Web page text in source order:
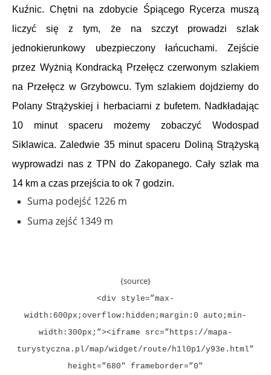
Kuźnic. Chętni na zdobycie Śpiącego Rycerza muszą
liczyć się z tym, że na szczyt prowadzi szlak
jednokierunkowy ubezpieczony łańcuchami. Zejście
przez Wyżnią Kondracką Przełęcz czerwonym szlakiem
na Przełęcz w Grzybowcu. Tym szlakiem dojdziemy do
Polany Strążyskiej i herbaciarni z bufetem. Nadkładając
10 minut spaceru możemy zobaczyć Wodospad
Siklawica. Zaledwie 35 minut spaceru Doliną Strążyską
wyprowadzi nas z TPN do Zakopanego. Cały szlak ma
14 km a czas przejścia to ok 7 godzin.
Suma podejść 1226 m
Suma zejść 1349 m
{source}
<div style=”max-
width:600px;overflow:hidden;margin:0 auto;min-
width:300px;”><iframe src=”https://mapa-
turystyczna.pl/map/widget/route/h1l0p1/y93e.html”
height=”680″ frameborder=”0″